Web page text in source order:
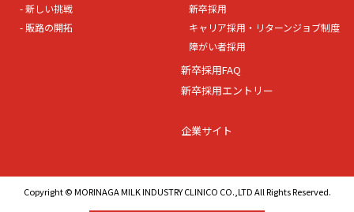
- 新しい挑戦
- 販路の開拓
新卒採用
キャリア採用・リターンジョブ制度
障がい者採用
新卒採用FAQ
新卒採用エントリー
企業サイト
Copyright © MORINAGA MILK INDUSTRY CLINICO CO.,LTD All Rights Reserved.